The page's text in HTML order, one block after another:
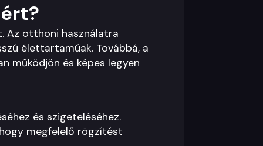
Az otthoni használatra
élettartamúak. Továbbá, a
működjön és képes legyen
és szigeteléséhez.
megfelelő rögzítést